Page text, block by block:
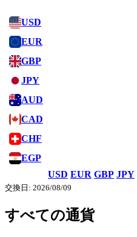
USD
EUR
GBP
JPY
AUD
CAD
CHF
EGP
USD EUR GBP JPY
交換日: 2026/08/09
すべての通貨